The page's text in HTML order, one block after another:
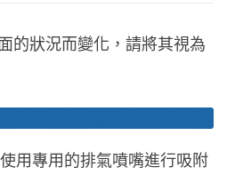
的狀況而變化，請將其視為
用專用的排氣噴嘴進行吸附